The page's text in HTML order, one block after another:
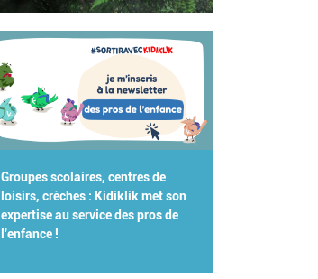
Groupes scolaires, centres de
loisirs, crèches : Kidiklik met son
expertise au service des pros de
l'enfance !